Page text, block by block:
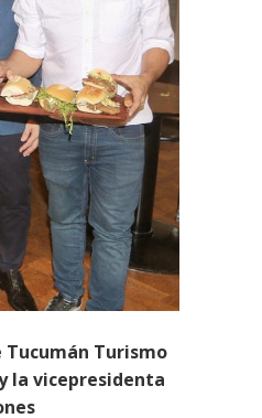
Tucumán Turismo
la vicepresidenta